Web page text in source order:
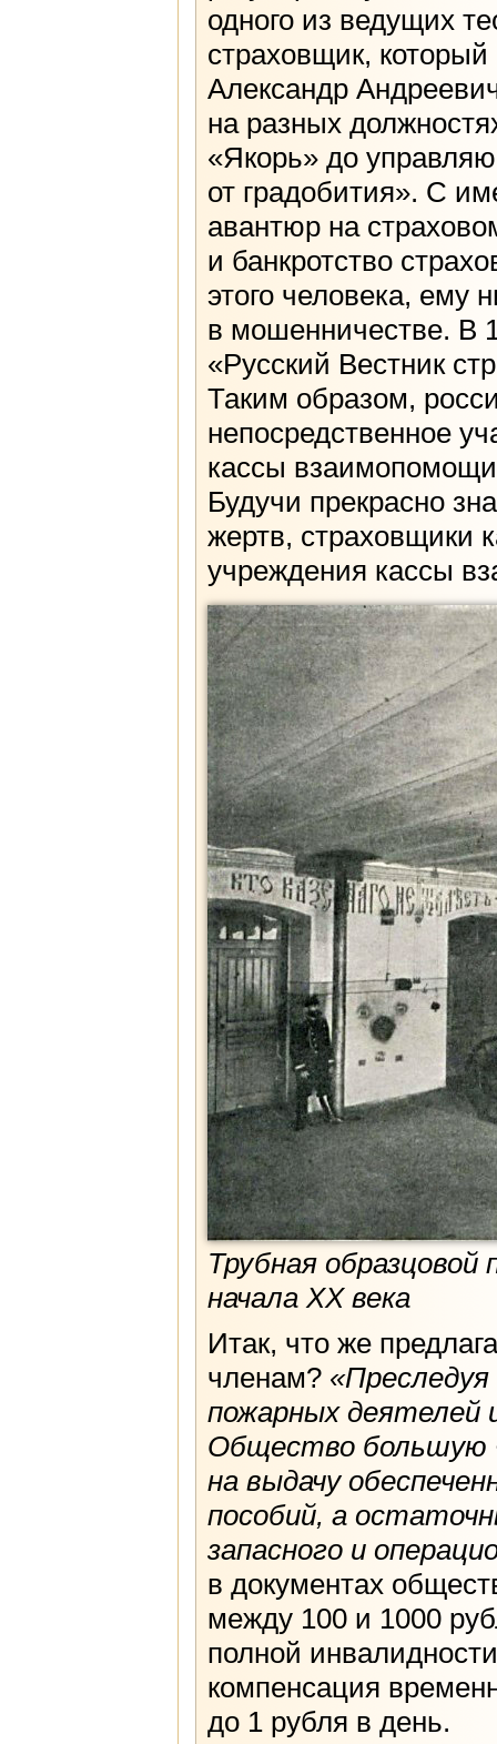
одного из ведущих
страховщик,
Александр
на разных
«Якорь» до
от градобития». С
авантюр на
и банкротство
этого человека, ему
в мошенничестве. В
«Русский Вестник
Таким образом,
непосредственное
кассы
Будучи прекрасно
жертв, страховщики
учреждения кассы
Трубная
начала XX века
Итак, что же
членам?
пожарных деятелей
Общество большую
на выдачу
пособий, а
запасного и
в документах
между 100 и 1000
полной
компенсация
до 1 рубля в день.